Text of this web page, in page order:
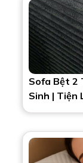
Sofa Bệt 2
Sinh | Tiện